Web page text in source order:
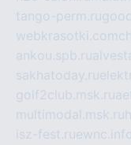
tango-perm.ru
webkrasotki.com
ankou.spb.ru
sakhatoday.ru
golf2club.msk.ru
multimodal.msk.ru
isz-fest.ruewnc.info